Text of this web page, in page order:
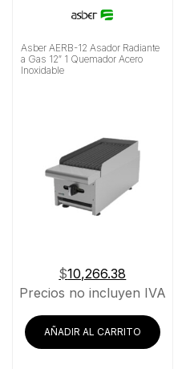
Asber AERB-12 Asador Radiante
a Gas 12″ 1 Quemador Acero
Inoxidable
$10,266.38
Precios no incluyen IVA
AÑADIR AL CARRITO